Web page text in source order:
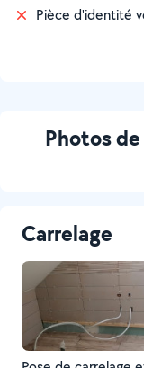
Pièce d'identité
Photos
Carrelage